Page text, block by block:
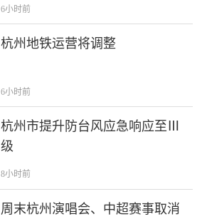
6小时前
杭州地铁运营将调整
6小时前
杭州市提升防台风应急响应至Ⅲ
级
8小时前
周末杭州演唱会、中超赛事取消